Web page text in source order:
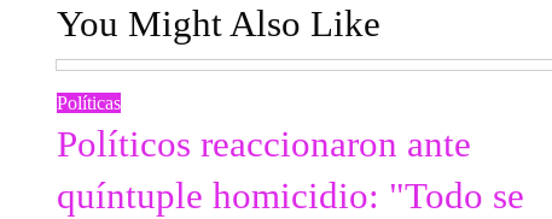
de
entradas
You Might Also Like
Políticas
Políticos reaccionaron ante
quíntuple homicidio: "Todo se